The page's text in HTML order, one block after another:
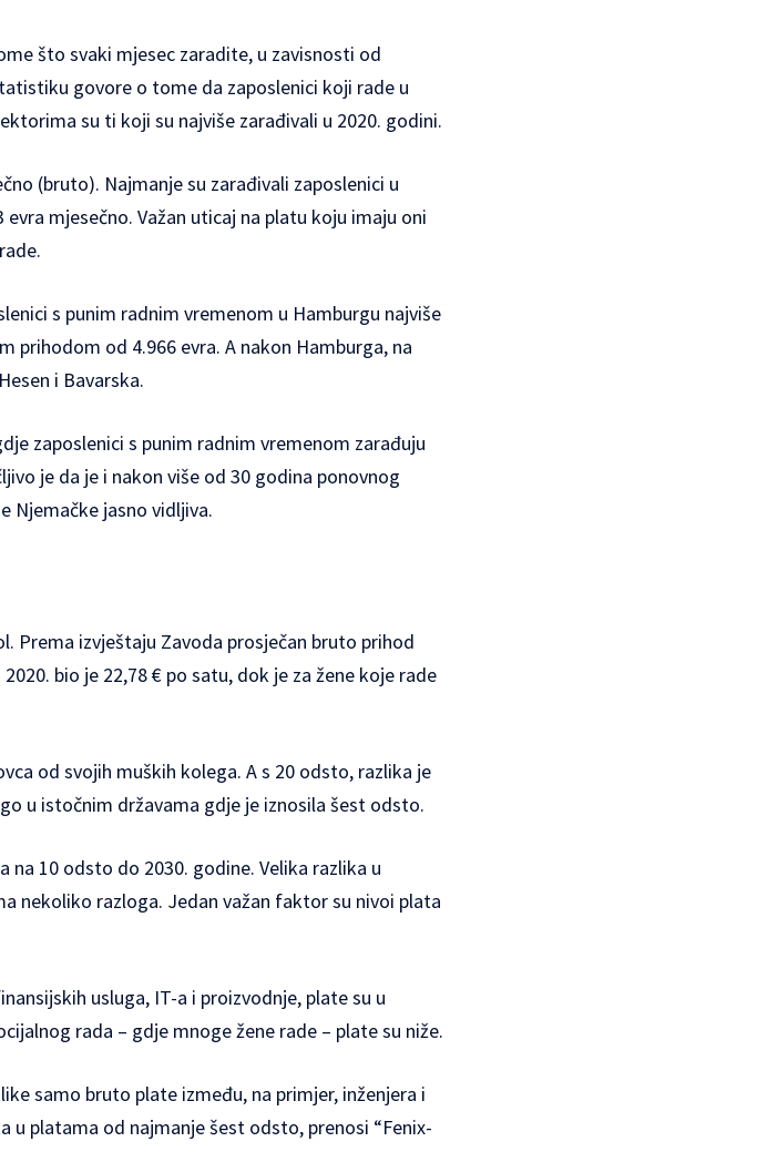
što svaki mjesec zaradite, u zavisnosti od
govore o tome da zaposlenici koji rade u
su ti koji su najviše zarađivali u 2020. godini.
(bruto). Najmanje su zarađivali zaposlenici u
mjesečno. Važan uticaj na platu koju imaju oni
s punim radnim vremenom u Hamburgu najviše
prihodom od 4.966 evra. A nakon Hamburga, na
i Bavarska.
zaposlenici s punim radnim vremenom zarađuju
je da je i nakon više od 30 godina ponovnog
Njemačke jasno vidljiva.
Prema izvještaju Zavoda prosječan bruto prihod
bio je 22,78 € po satu, dok je za žene koje rade
od svojih muških kolega. A s 20 odsto, razlika je
u istočnim državama gdje je iznosila šest odsto.
na 10 odsto do 2030. godine. Velika razlika u
nekoliko razloga. Jedan važan faktor su nivoi plata
usluga, IT-a i proizvodnje, plate su u
rada – gdje mnoge žene rade – plate su niže.
samo bruto plate između, na primjer, inženjera i
u platama od najmanje šest odsto, prenosi “Fenix-